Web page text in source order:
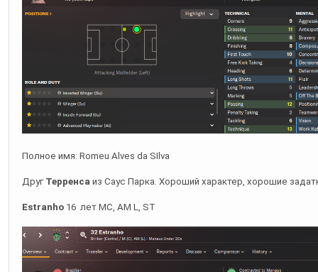
Полное имя: Romeu Alves da SIlva
Друг Терренса из Саус Парка. Хороший характер, хорошие
Estranho 16 лет MC, AM L, ST